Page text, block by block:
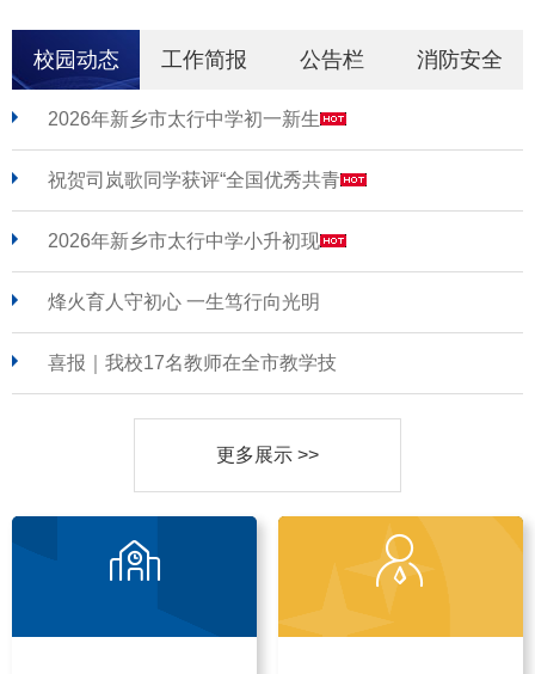
校园动态 工作简报 公告栏 消防安全
2026年新乡市太行中学初一新生
祝贺司岚歌同学获评“全国优秀共青
2026年新乡市太行中学小升初现
烽火育人守初心 一生笃行向光明
喜报｜我校17名教师在全市教学技
更多展示 >>